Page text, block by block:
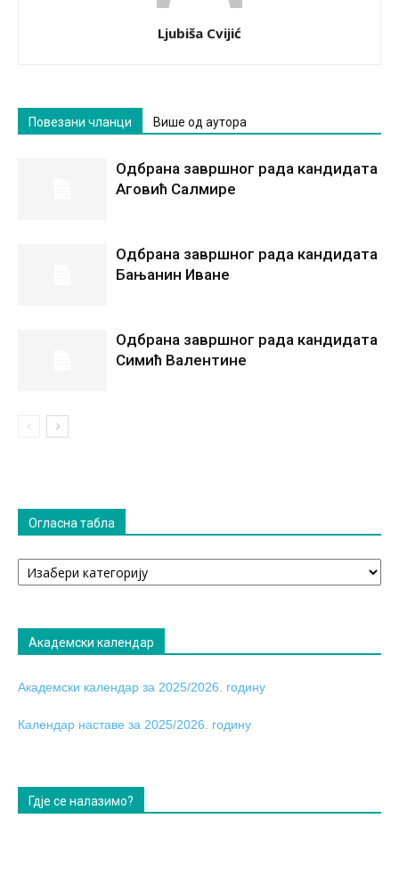
Ljubiša Cvijić
Повезани чланци Више од аутора
Одбрана завршног рада кандидата
Аговић Салмире
Одбрана завршног рада кандидата
Бањанин Иване
Одбрана завршног рада кандидата
Симић Валентине
Огласна табла
Огласна
табла
Академски календар
Академски календар за 2025/2026. годину
Календар наставе за 2025/2026. годину
Гдје се налазимо?